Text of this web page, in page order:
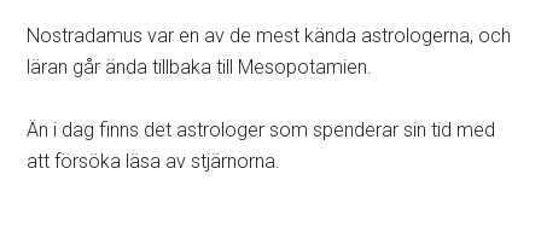
Nostradamus var en av de mest kända astrologerna, och
läran går ända tillbaka till Mesopotamien.
Än i dag finns det astrologer som spenderar sin tid med
att försöka läsa av stjärnorna.